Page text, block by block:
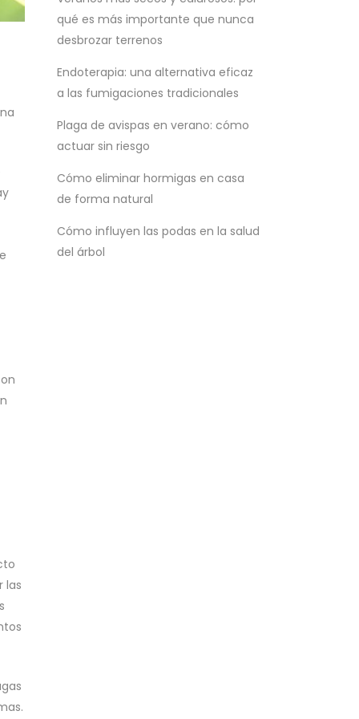
las
qué es más importante que nunca
desbrozar terrenos
Endoterapia: una alternativa eficaz
a las fumigaciones tradicionales
Plaga de avispas en verano: cómo
actuar sin riesgo
Cómo eliminar hormigas en casa
de forma natural
Cómo influyen las podas en la salud
del árbol